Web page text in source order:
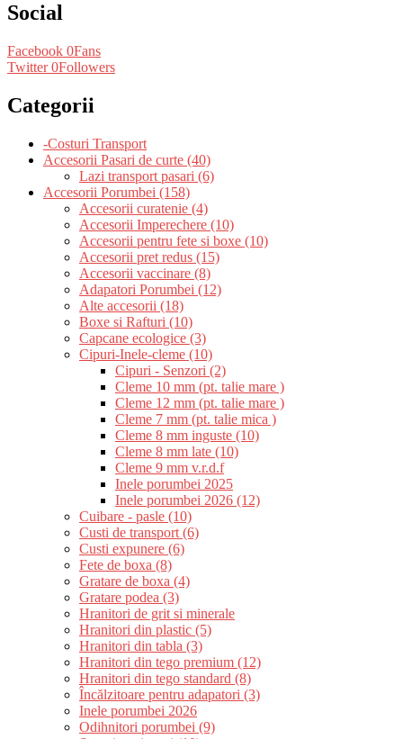
Social
Facebook 0Fans
Twitter 0Followers
Categorii
-Costuri Transport
Accesorii Pasari de curte (40)
Lazi transport pasari (6)
Accesorii Porumbei (158)
Accesorii curatenie (4)
Accesorii Imperechere (10)
Accesorii pentru fete si boxe (10)
Accesorii pret redus (15)
Accesorii vaccinare (8)
Adapatori Porumbei (12)
Alte accesorii (18)
Boxe si Rafturi (10)
Capcane ecologice (3)
Cipuri-Inele-cleme (10)
Cipuri - Senzori (2)
Cleme 10 mm (pt. talie mare )
Cleme 12 mm (pt. talie mare )
Cleme 7 mm (pt. talie mica )
Cleme 8 mm inguste (10)
Cleme 8 mm late (10)
Cleme 9 mm v.r.d.f
Inele porumbei 2025
Inele porumbei 2026 (12)
Cuibare - pasle (10)
Custi de transport (6)
Custi expunere (6)
Fete de boxa (8)
Gratare de boxa (4)
Gratare podea (3)
Hranitori de grit si minerale
Hranitori din plastic (5)
Hranitori din tabla (3)
Hranitori din tego premium (12)
Hranitori din tego standard (8)
Încălzitoare pentru adapatori (3)
Inele porumbei 2026
Odihnitori porumbei (9)